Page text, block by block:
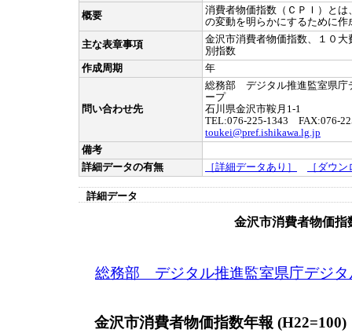
概要
消費者物価指数（ＣＰＩ）と
の変動を明らかにするために作
主な表章事項
金沢市消費者物価指数、１０
別指数
作成周期
年
問い合わせ先
総務部 デジタル推進監室県庁
ープ
石川県金沢市鞍月1-1
TEL:076-225-1343 FAX:076-
toukei@pref.ishikawa.lg.jp
備考
詳細データの有無
［詳細データあり］ ［ダウ
詳細データ
金沢市消費者物価指
総務部 デジタル推進監室県庁デジ
金沢市消費者物価指数年報 (H22=100)